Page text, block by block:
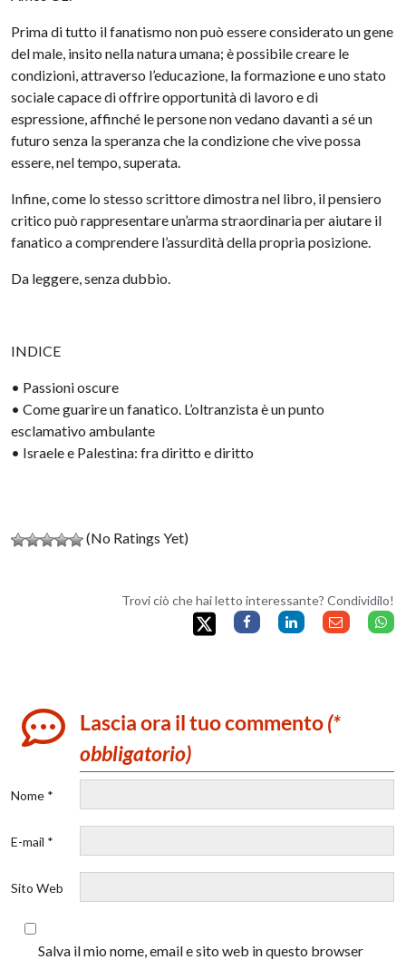
Prima di tutto il fanatismo non può essere considerato un gene
del male, insito nella natura umana; è possibile creare le
condizioni, attraverso l’educazione, la formazione e uno stato
sociale capace di offrire opportunità di lavoro e di
espressione, affinché le persone non vedano davanti a sé un
futuro senza la speranza che la condizione che vive possa
essere, nel tempo, superata.
Infine, come lo stesso scrittore dimostra nel libro, il pensiero
critico può rappresentare un’arma straordinaria per aiutare il
fanatico a comprendere l’assurdità della propria posizione.
Da leggere, senza dubbio.
INDICE
• Passioni oscure
• Come guarire un fanatico. L’oltranzista è un punto
esclamativo ambulante
• Israele e Palestina: fra diritto e diritto
(No Ratings Yet)
Trovi ciò che hai letto interessante? Condividilo!
Lascia ora il tuo commento(*
obbligatorio)
Nome *
E-mail *
Sito Web
Salva il mio nome, email e sito web in questo browser